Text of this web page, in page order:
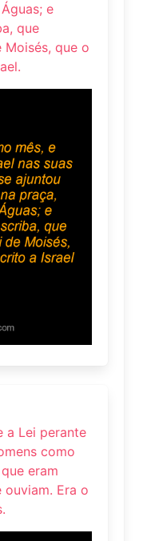
e
que
que o
a Lei perante
como
eram
Era o